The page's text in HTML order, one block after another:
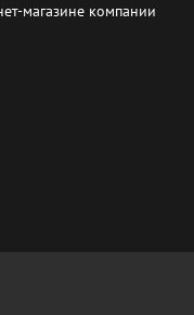
магазине компании